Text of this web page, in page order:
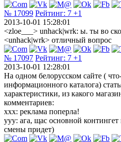
№ 17099 Рейтинг: 7 +1
2013-10-01 15:28:01
<zloe___> unhack|wrk: ы. ты во
<unhack|wrk> отличный вопрос
№ 17097 Рейтинг: 7 +1
2013-10-01 12:28:01
На одном белорусском сайте (
информационного каталога)
характеристики, из какого
комментариев:
ххх: реклама поперла!
ууу: ага, щас основной
смены придет)